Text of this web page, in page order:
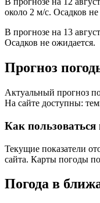
около 2 м/с. Осадков не
В прогнозе на 13
Осадков не ожидается.
Прогноз
Актуальный прогноз
На сайте доступны:
Как пользоваться
Текущие показатели
сайта. Карты погоды
Погода в